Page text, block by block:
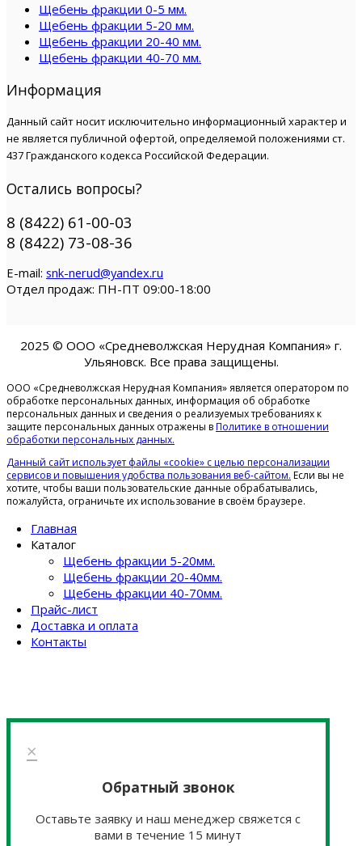
Щебень фракции 0-5 мм.
Щебень фракции 5-20 мм.
Щебень фракции 20-40 мм.
Щебень фракции 40-70 мм.
Информация
Данный сайт носит исключительно информационный характер и
не является публичной офертой, определяемой положениями ст.
437 Гражданского кодекса Российской Федерации.
Остались вопросы?
8 (8422) 61-00-03
8 (8422) 73-08-36
E-mail: snk-nerud@yandex.ru
Отдел продаж: ПН-ПТ 09:00-18:00
2025 © ООО «Средневолжская Нерудная Компания» г.
Ульяновск. Все права защищены.
ООО «Средневолжская Нерудная Компания» является оператором по
обработке персональных данных, информация об обработке
персональных данных и сведения о реализуемых требованиях к
защите персональных данных отражены вПолитике в отношении
обработки персональных данных.
Данный сайт использует файлы «cookie» с целью персонализации
сервисов и повышения удобства пользования веб-сайтом. Если вы не
хотите, чтобы ваши пользовательские данные обрабатывались,
пожалуйста, ограничьте их использование в своём браузере.
Главная
Каталог
Щебень фракции 5-20мм.
Щебень фракции 20-40мм.
Щебень фракции 40-70мм.
Прайс-лист
Доставка и оплата
Контакты
×
Обратный звонок
Оставьте заявку и наш менеджер свяжется с
вами в течение 15 минут